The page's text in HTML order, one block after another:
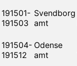
191501-
191503
Svendborg
amt
191504-
191512
Odense
amt